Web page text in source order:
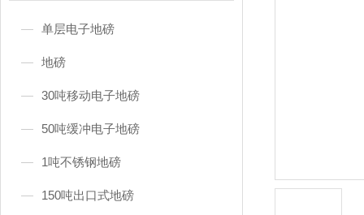
单层电子地磅
地磅
30吨移动电子地磅
50吨缓冲电子地磅
1吨不锈钢地磅
150吨出口式地磅